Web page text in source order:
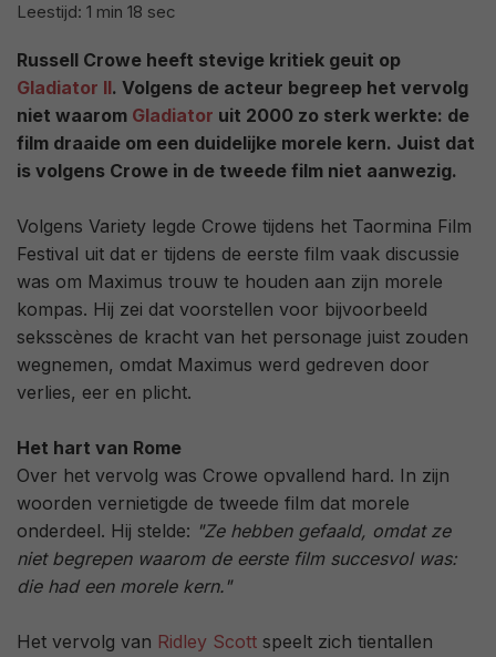
Leestijd: 1 min 18 sec
Russell Crowe heeft stevige kritiek geuit op
Gladiator II. Volgens de acteur begreep het vervolg
niet waarom Gladiator uit 2000 zo sterk werkte: de
film draaide om een duidelijke morele kern. Juist dat
is volgens Crowe in de tweede film niet aanwezig.
Volgens Variety legde Crowe tijdens het Taormina Film
Festival uit dat er tijdens de eerste film vaak discussie
was om Maximus trouw te houden aan zijn morele
kompas. Hij zei dat voorstellen voor bijvoorbeeld
seksscènes de kracht van het personage juist zouden
wegnemen, omdat Maximus werd gedreven door
verlies, eer en plicht.
Het hart van Rome
Over het vervolg was Crowe opvallend hard. In zijn
woorden vernietigde de tweede film dat morele
onderdeel. Hij stelde: "Ze hebben gefaald, omdat ze
niet begrepen waarom de eerste film succesvol was:
die had een morele kern."
Het vervolg van Ridley Scott speelt zich tientallen